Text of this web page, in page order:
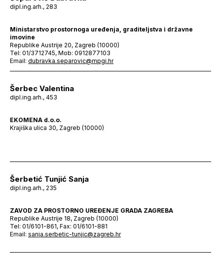
dipl.ing.arh., 283
Ministarstvo prostornoga uređenja, graditeljstva i državne
imovine
Republike Austrije 20, Zagreb (10000)
Tel: 01/3712745, Mob: 0912877103
Email: dubravka.separovic@mpgi.hr
Šerbec Valentina
dipl.ing.arh., 453
EKOMENA d.o.o.
Krajiška ulica 30, Zagreb (10000)
Šerbetić Tunjić Sanja
dipl.ing.arh., 235
ZAVOD ZA PROSTORNO UREĐENJE GRADA ZAGREBA
Republike Austrije 18, Zagreb (10000)
Tel: 01/6101-861, Fax: 01/6101-881
Email: sanja.serbetic-tunjic@zagreb.hr